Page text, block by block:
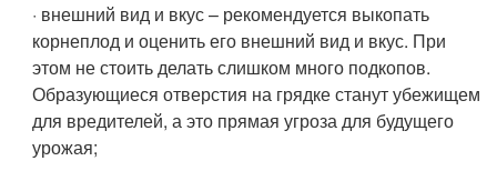
· внешний вид и вкус – рекомендуется выкопать
корнеплод и оценить его внешний вид и вкус. При
этом не стоить делать слишком много подкопов.
Образующиеся отверстия на грядке станут убежищем
для вредителей, а это прямая угроза для будущего
урожая;